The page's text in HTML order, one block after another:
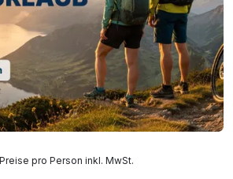
pro Person inkl. MwSt.